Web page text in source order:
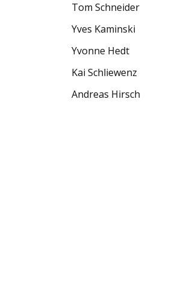
Tom Schneider
Yves Kaminski
Yvonne Hedt
Kai Schliewenz
Andreas Hirsch